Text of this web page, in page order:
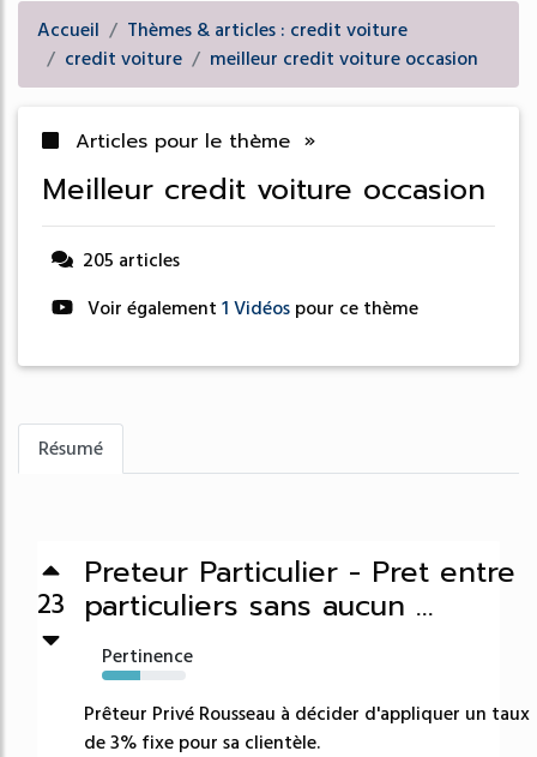
Accueil
Thèmes & articles : credit voiture
credit voiture
meilleur credit voiture occasion
Articles pour le thème »
meilleur credit voiture occasion
205 articles
Voir également 1 Vidéos pour ce thème
Résumé
23
Preteur Particulier - Pret entre
particuliers sans aucun ...
Pertinence
46%
Prêteur Privé Rousseau à décider d'appliquer un taux
de 3% fixe pour sa clientèle.